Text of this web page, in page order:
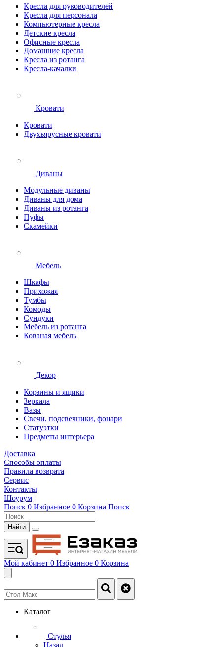
Кресла для руководителей
Кресла для персонала
Компьютерные кресла
Детские кресла
Офисные кресла
Домашние кресла
Кресла из ротанга
Кресла-качалки
Кровати
Кровати
Двухъярусные кровати
Диваны
Модульные диваны
Диваны для дома
Диваны из ротанга
Пуфы
Скамейки
Мебель
Шкафы
Прихожая
Тумбы
Комоды
Сундуки
Мебель из ротанга
Кованая мебель
Декор
Корзины и ящики
Зеркала
Вазы
Свечи, подсвечники, фонари
Статуэтки
Предметы интерьера
Доставка
Способы оплаты
Правила возврата
Сервис
Контакты
Шоурум
Поиск 0 Избранное 0 Корзина Поиск
Найти
Мой кабинет 0 Избранное 0 Корзина
Каталог
Стулья
Назад